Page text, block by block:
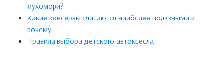
мухомори?
Какие консервы считаются наиболее полезными и
почему
Правила выбора детского автокресла